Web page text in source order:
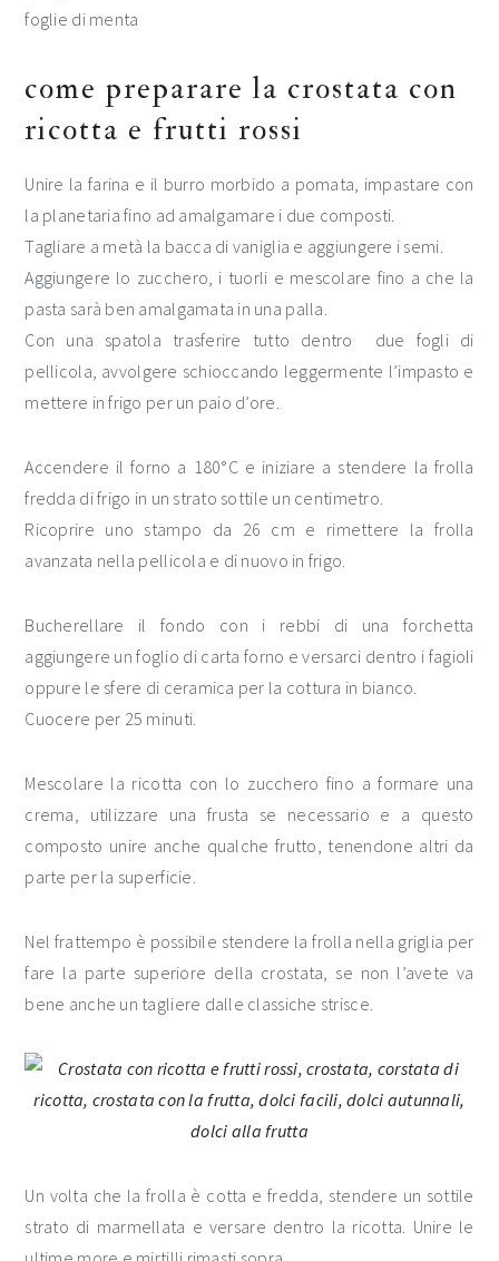
foglie di menta
come preparare la crostata con
ricotta e frutti rossi
Unire la farina e il burro morbido a pomata, impastare con
la planetaria fino ad amalgamare i due composti.
Tagliare a metà la bacca di vaniglia e aggiungere i semi.
Aggiungere lo zucchero, i tuorli e mescolare fino a che la
pasta sarà ben amalgamata in una palla.
Con una spatola trasferire tutto dentro due fogli di
pellicola, avvolgere schioccando leggermente l’impasto e
mettere in frigo per un paio d’ore.
Accendere il forno a 180°C e iniziare a stendere la frolla
fredda di frigo in un strato sottile un centimetro.
Ricoprire uno stampo da 26 cm e rimettere la frolla
avanzata nella pellicola e di nuovo in frigo.
Bucherellare il fondo con i rebbi di una forchetta
aggiungere un foglio di carta forno e versarci dentro i fagioli
oppure le sfere di ceramica per la cottura in bianco.
Cuocere per 25 minuti.
Mescolare la ricotta con lo zucchero fino a formare una
crema, utilizzare una frusta se necessario e a questo
composto unire anche qualche frutto, tenendone altri da
parte per la superficie.
Nel frattempo è possibile stendere la frolla nella griglia per
fare la parte superiore della crostata, se non l’avete va
bene anche un tagliere dalle classiche strisce.
Un volta che la frolla è cotta e fredda, stendere un sottile
strato di marmellata e versare dentro la ricotta. Unire le